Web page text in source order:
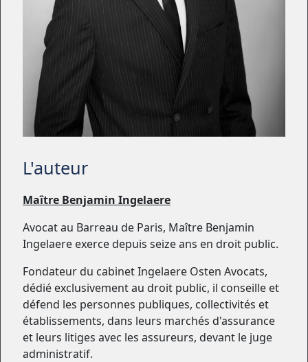
L'auteur
Maître Benjamin Ingelaere
Avocat au Barreau de Paris, Maître Benjamin
Ingelaere exerce depuis seize ans en droit public.
Fondateur du cabinet Ingelaere Osten Avocats,
dédié exclusivement au droit public, il conseille et
défend les personnes publiques, collectivités et
établissements, dans leurs marchés d'assurance
et leurs litiges avec les assureurs, devant le juge
administratif.